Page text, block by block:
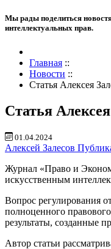
Мы рады поделиться
интеллектуальных прав.
Главная ::
Новости ::
Статья Алексея
Статья
01.04.2024
Алексей Залесов
Журнал «Право и
искусственным
Вопрос регулирования
полноценного
результаты, созданные
Автор статьи